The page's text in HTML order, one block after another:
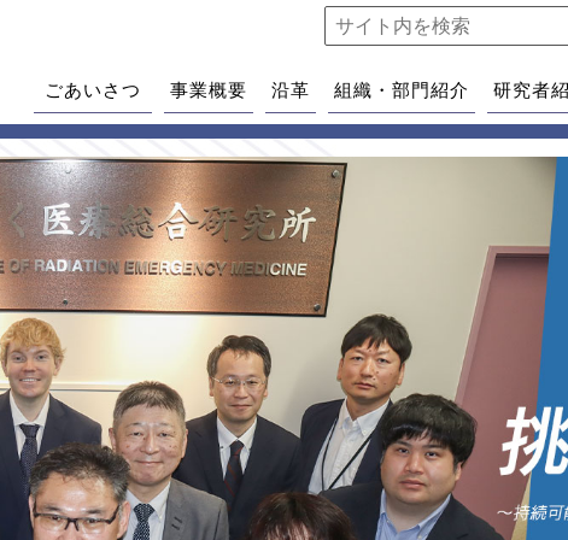
ごあいさつ 事業概要 沿革 組織・部門紹介 研究者